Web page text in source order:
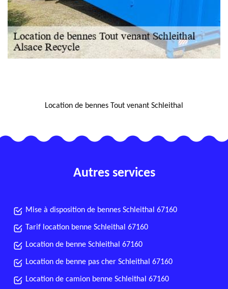
Location de bennes Tout venant Schleithal
Autres services
Mise à disposition de bennes Schleithal 67160
Tarif location benne Schleithal 67160
Location de benne Schleithal 67160
Location de benne pas cher Schleithal 67160
Location de camion benne Schleithal 67160